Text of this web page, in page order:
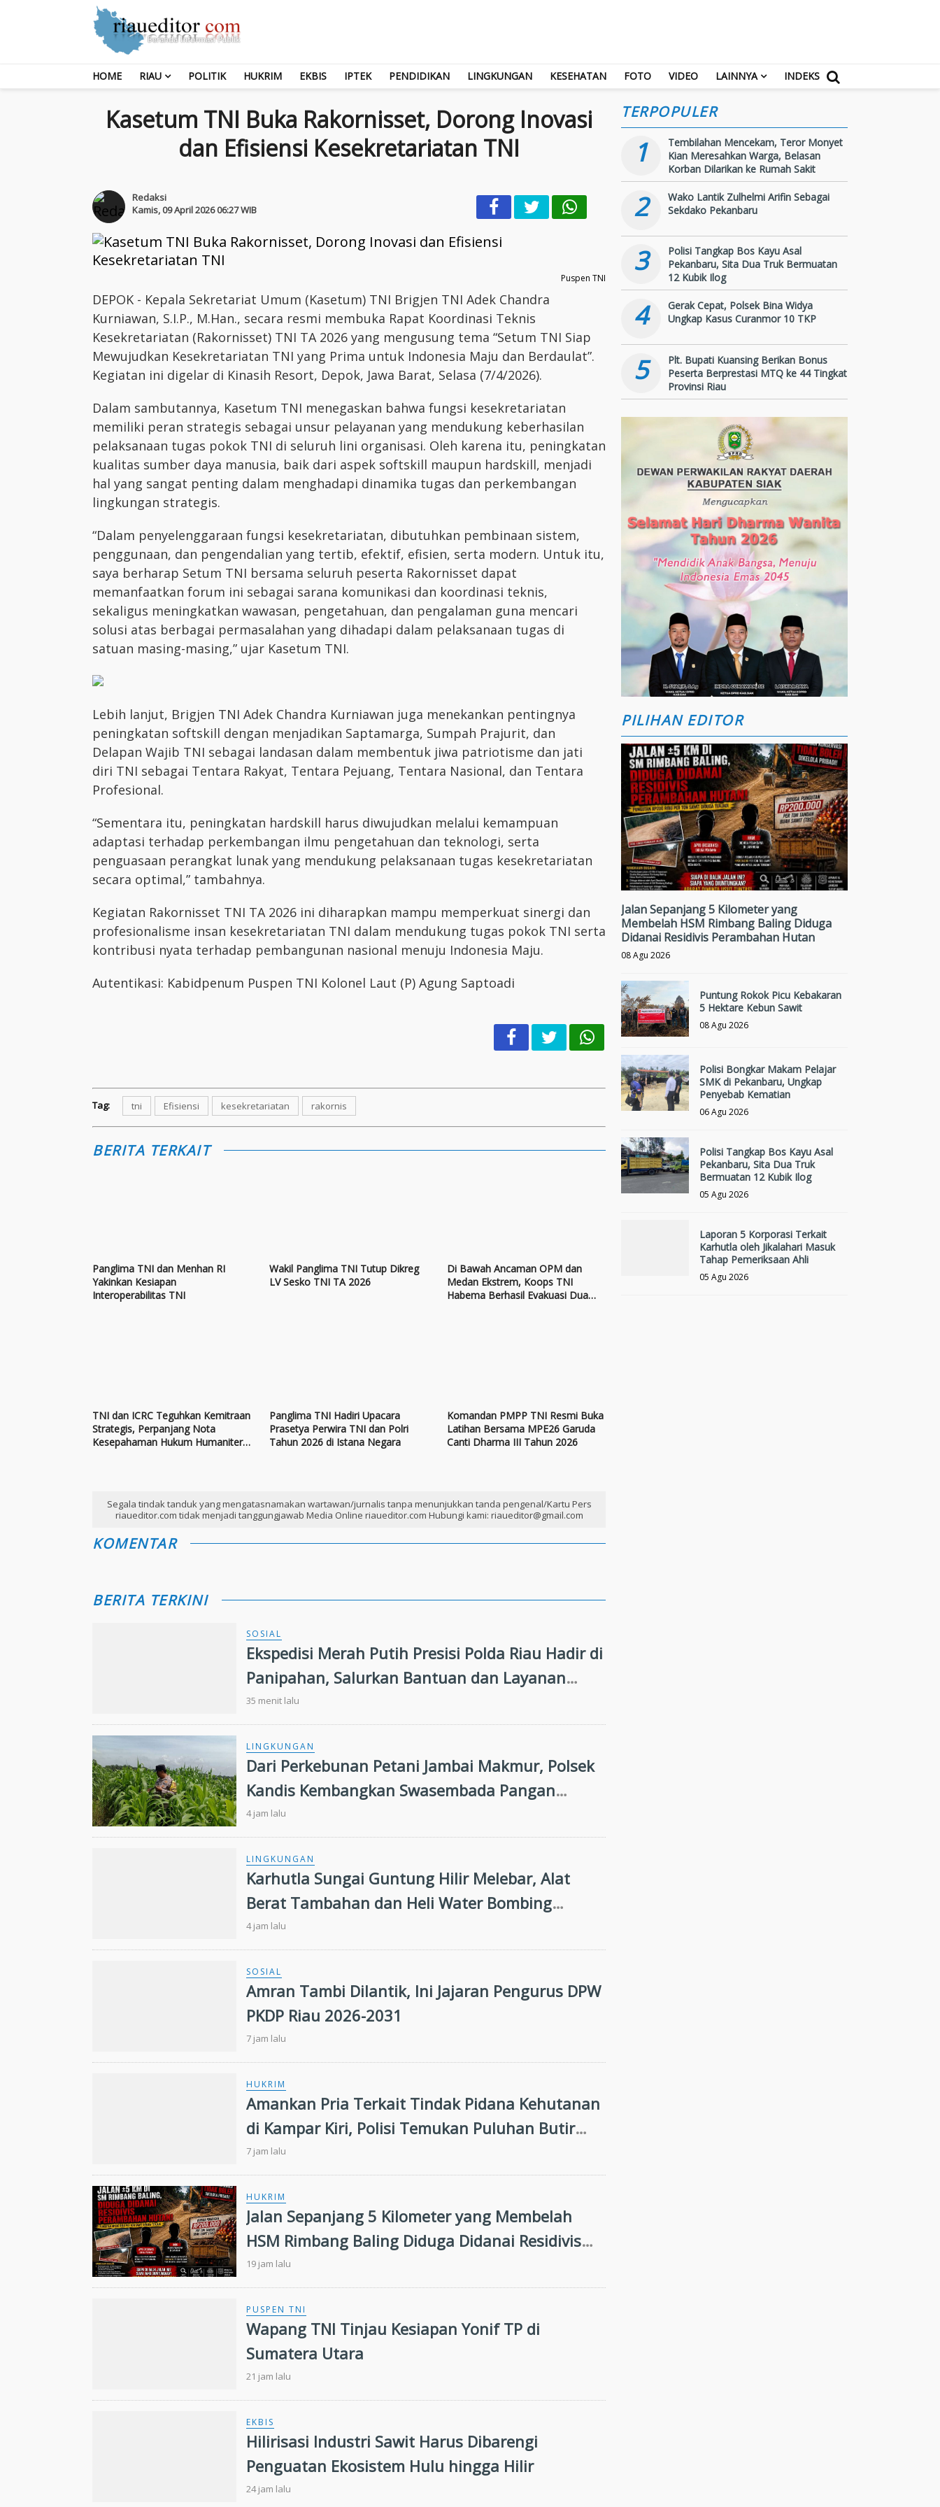
HOME RIAU POLITIK HUKRIM EKBIS IPTEK PENDIDIKAN LINGKUNGAN KESEHATAN FOTO VIDEO LAINNYA INDEKS
Kasetum TNI Buka Rakornisset, Dorong Inovasi
dan Efisiensi Kesekretariatan TNI
Redaksi
Kamis, 09 April 2026 06:27 WIB
Puspen TNI
DEPOK - Kepala Sekretariat Umum (Kasetum) TNI Brigjen TNI Adek Chandra
Kurniawan, S.I.P., M.Han., secara resmi membuka Rapat Koordinasi Teknis
Kesekretariatan (Rakornisset) TNI TA 2026 yang mengusung tema “Setum TNI Siap
Mewujudkan Kesekretariatan TNI yang Prima untuk Indonesia Maju dan Berdaulat”.
Kegiatan ini digelar di Kinasih Resort, Depok, Jawa Barat, Selasa (7/4/2026).
Dalam sambutannya, Kasetum TNI menegaskan bahwa fungsi kesekretariatan
memiliki peran strategis sebagai unsur pelayanan yang mendukung keberhasilan
pelaksanaan tugas pokok TNI di seluruh lini organisasi. Oleh karena itu, peningkatan
kualitas sumber daya manusia, baik dari aspek softskill maupun hardskill, menjadi
hal yang sangat penting dalam menghadapi dinamika tugas dan perkembangan
lingkungan strategis.
“Dalam penyelenggaraan fungsi kesekretariatan, dibutuhkan pembinaan sistem,
penggunaan, dan pengendalian yang tertib, efektif, efisien, serta modern. Untuk itu,
saya berharap Setum TNI bersama seluruh peserta Rakornisset dapat
memanfaatkan forum ini sebagai sarana komunikasi dan koordinasi teknis,
sekaligus meningkatkan wawasan, pengetahuan, dan pengalaman guna mencari
solusi atas berbagai permasalahan yang dihadapi dalam pelaksanaan tugas di
satuan masing-masing,” ujar Kasetum TNI.
Lebih lanjut, Brigjen TNI Adek Chandra Kurniawan juga menekankan pentingnya
peningkatan softskill dengan menjadikan Saptamarga, Sumpah Prajurit, dan
Delapan Wajib TNI sebagai landasan dalam membentuk jiwa patriotisme dan jati
diri TNI sebagai Tentara Rakyat, Tentara Pejuang, Tentara Nasional, dan Tentara
Profesional.
“Sementara itu, peningkatan hardskill harus diwujudkan melalui kemampuan
adaptasi terhadap perkembangan ilmu pengetahuan dan teknologi, serta
penguasaan perangkat lunak yang mendukung pelaksanaan tugas kesekretariatan
secara optimal,” tambahnya.
Kegiatan Rakornisset TNI TA 2026 ini diharapkan mampu memperkuat sinergi dan
profesionalisme insan kesekretariatan TNI dalam mendukung tugas pokok TNI serta
kontribusi nyata terhadap pembangunan nasional menuju Indonesia Maju.
Autentikasi: Kabidpenum Puspen TNI Kolonel Laut (P) Agung Saptoadi
Tag: tni Efisiensi kesekretariatan rakornis
BERITA TERKAIT
Panglima TNI dan Menhan RI
Yakinkan Kesiapan
Interoperabilitas TNI
Wakil Panglima TNI Tutup Dikreg
LV Sesko TNI TA 2026
Di Bawah Ancaman OPM dan
Medan Ekstrem, Koops TNI
Habema Berhasil Evakuasi Dua
TNI dan ICRC Teguhkan Kemitraan
Strategis, Perpanjang Nota
Kesepahaman Hukum Humaniter
Panglima TNI Hadiri Upacara
Prasetya Perwira TNI dan Polri
Tahun 2026 di Istana Negara
Komandan PMPP TNI Resmi Buka
Latihan Bersama MPE26 Garuda
Canti Dharma III Tahun 2026
Segala tindak tanduk yang mengatasnamakan wartawan/jurnalis tanpa menunjukkan tanda pengenal/Kartu Pers
riaueditor.com tidak menjadi tanggungjawab Media Online riaueditor.com Hubungi kami: riaueditor@gmail.com
KOMENTAR
BERITA TERKINI
SOSIAL
Ekspedisi Merah Putih Presisi Polda Riau Hadir di
Panipahan, Salurkan Bantuan dan Layanan
Kesehatan
35 menit lalu
LINGKUNGAN
Dari Perkebunan Petani Jambai Makmur, Polsek
Kandis Kembangkan Swasembada Pangan
Nasional
4 jam lalu
LINGKUNGAN
Karhutla Sungai Guntung Hilir Melebar, Alat
Berat Tambahan dan Heli Water Bombing
Dikerahkan
4 jam lalu
SOSIAL
Amran Tambi Dilantik, Ini Jajaran Pengurus DPW
PKDP Riau 2026-2031
7 jam lalu
HUKRIM
Amankan Pria Terkait Tindak Pidana Kehutanan
di Kampar Kiri, Polisi Temukan Puluhan Butir
Ekstasi
7 jam lalu
HUKRIM
Jalan Sepanjang 5 Kilometer yang Membelah
HSM Rimbang Baling Diduga Didanai Residivis
Perambahan Hutan
19 jam lalu
PUSPEN TNI
Wapang TNI Tinjau Kesiapan Yonif TP di
Sumatera Utara
21 jam lalu
EKBIS
Hilirisasi Industri Sawit Harus Dibarengi
Penguatan Ekosistem Hulu hingga Hilir
24 jam lalu
TERPOPULER
1
Tembilahan Mencekam, Teror Monyet
Kian Meresahkan Warga, Belasan
Korban Dilarikan ke Rumah Sakit
2
Wako Lantik Zulhelmi Arifin Sebagai
Sekdako Pekanbaru
3
Polisi Tangkap Bos Kayu Asal
Pekanbaru, Sita Dua Truk Bermuatan
12 Kubik Ilog
4
Gerak Cepat, Polsek Bina Widya
Ungkap Kasus Curanmor 10 TKP
5
Plt. Bupati Kuansing Berikan Bonus
Peserta Berprestasi MTQ ke 44 Tingkat
Provinsi Riau
PILIHAN EDITOR
Jalan Sepanjang 5 Kilometer yang
Membelah HSM Rimbang Baling Diduga
Didanai Residivis Perambahan Hutan
08 Agu 2026
Puntung Rokok Picu Kebakaran
5 Hektare Kebun Sawit
08 Agu 2026
Polisi Bongkar Makam Pelajar
SMK di Pekanbaru, Ungkap
Penyebab Kematian
06 Agu 2026
Polisi Tangkap Bos Kayu Asal
Pekanbaru, Sita Dua Truk
Bermuatan 12 Kubik Ilog
05 Agu 2026
Laporan 5 Korporasi Terkait
Karhutla oleh Jikalahari Masuk
Tahap Pemeriksaan Ahli
05 Agu 2026